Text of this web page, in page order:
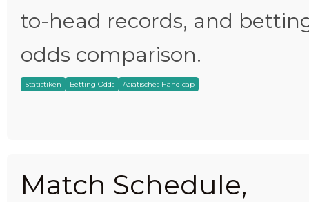
to-head records, and
odds comparison.
Statistiken Betting Odds Asiatisches Handicap
Match Schedule,